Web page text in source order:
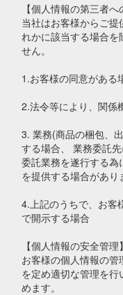
【個人情報の第三者
当社はお客様からご
れかに該当する場合を
せん。
1.お客様の同意がある
2.法令等により、関係
3. 業務(商品の梱包、
する場合、 業務委託
委託業務を遂行する
を提供する場合があり
4.上記のうちで、お客
で開示する場合
【個人情報の安全管理】
お客様の個人情報の
を定め適切な管理を
めます。